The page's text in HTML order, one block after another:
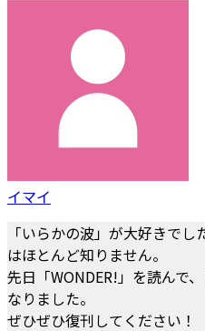
イマイ
「いらかの波」が大好きで
はほとんど知りません。
先日「WONDER!」を読んで
なりました。
ぜひぜひ復刊してください！